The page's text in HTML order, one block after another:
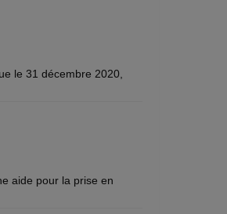
le 31 décembre 2020,
aide pour la prise en